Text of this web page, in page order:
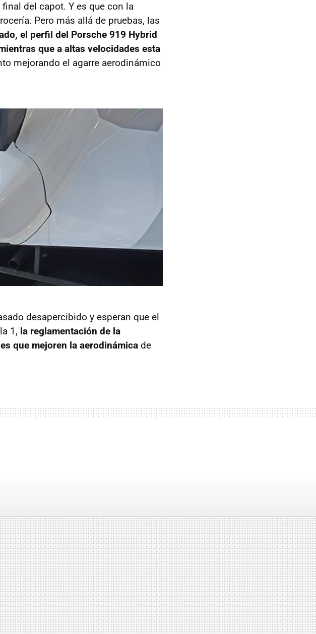
del capot. Y es que con la
Pero más allá de pruebas, las
el perfil del Porsche 919 Hybrid
que a altas velocidades esta
mejorando el agarre aerodinámico
desapercibido y esperan que el
1, la reglamentación de la
que mejoren la aerodinámica de